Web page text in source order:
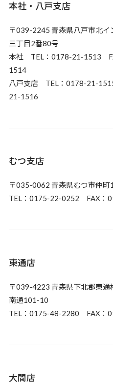
本社・八戸支店
〒039-2245 青森県八戸市北イ
三丁目2番80号
本社 TEL：0178-21-1513
1514
八戸支店 TEL：0178-21-
21-1516
むつ支店
〒035-0062 青森県むつ市仲町
TEL：0175-22-0252 FAX：
東通店
〒039-4223 青森県下北郡東通
南通101-10
TEL：0175-48-2280 FAX：
大間店